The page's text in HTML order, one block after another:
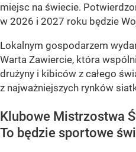
miejsc na świecie.
w 2026 i 2027 roku będzie
Lokalnym gospodarzem
Warta Zawiercie, która
drużyny i kibiców z całego
z najważniejszych rynków
Klubowe Mistrzostwa
To będzie sportowe